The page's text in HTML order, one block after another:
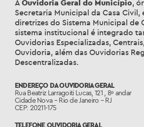
A Ouvidoria Geral do Município,
Secretaria Municipal da Casa Civil,
diretrizes do Sistema Municipal de
sistema institucional é integrado
Ouvidorias Especializadas,
Ouvidoria, além das Ouvidorias
Descentralizadas.
ENDEREÇO DA OUVIDORIA GERAL
Rua Beatriz Larragoiti Lucas, 121 , 8º andar
Cidade Nova – Rio de Janeiro – RJ
CEP: 20211-175